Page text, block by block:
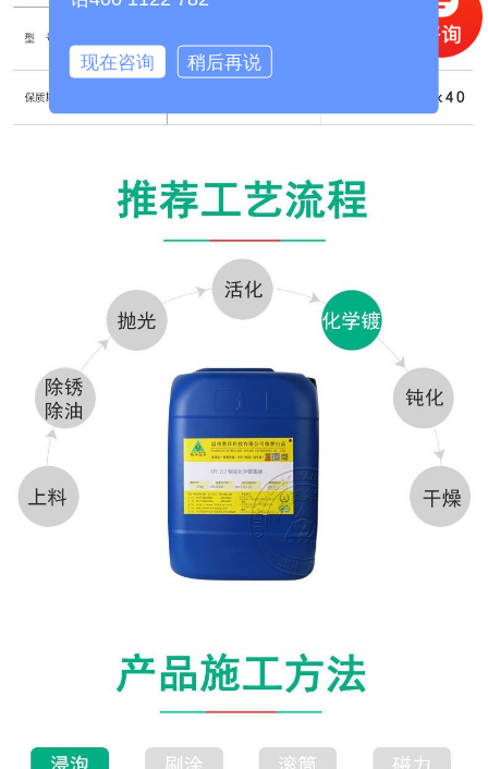
现在咨询 稍后再说